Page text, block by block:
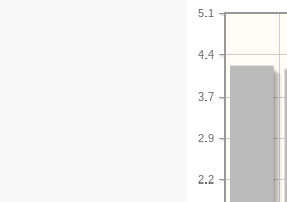
2.2
2.9
3.7
4.4
5.1